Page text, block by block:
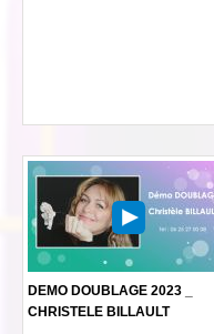
DEMO DOUBLAGE 2023 _
CHRISTELE BILLAULT